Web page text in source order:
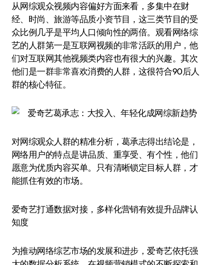
从网综观众视频内容偏好方面来看，多集中在财
经、时尚、旅游等品质小资节目，这三类节目的受
众比例几乎是平均人口倾向性的两倍。观看网络综
艺的人群第一是互联网视频的非常活跃的用户，他
们对互联网其他视频类内容也有很大的兴趣。其次
他们是一群非常喜欢消费的人群，这很符合90后人
群的核心特征。
对网综观众人群的精准分析，葛承志得出结论是，
网络用户的特点是讲品质、重享受、有个性，他们
愿意为优质内容买单。只有清晰锁定目标人群，才
能抓住有效的市场。
爱奇艺打通数据对接，多样化营销有效提升品牌认
知度
为推动网络综艺市场的发展和进步，爱奇艺依托强